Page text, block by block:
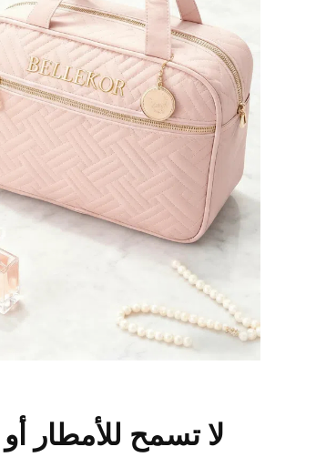
لا تسمح للأمطار